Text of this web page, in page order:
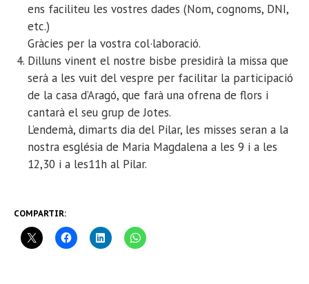
ens faciliteu les vostres dades (Nom, cognoms, DNI,
etc.)
Gràcies per la vostra col·laboració.
Dilluns vinent el nostre bisbe presidirà la missa que
serà a les vuit del vespre per facilitar la participació
de la casa d’Aragó, que farà una ofrena de flors i
cantarà el seu grup de Jotes.
L’endemà, dimarts dia del Pilar, les misses seran a la
nostra església de Maria Magdalena a les 9 i a les
12,30 i a les11h al Pilar.
COMPARTIR: